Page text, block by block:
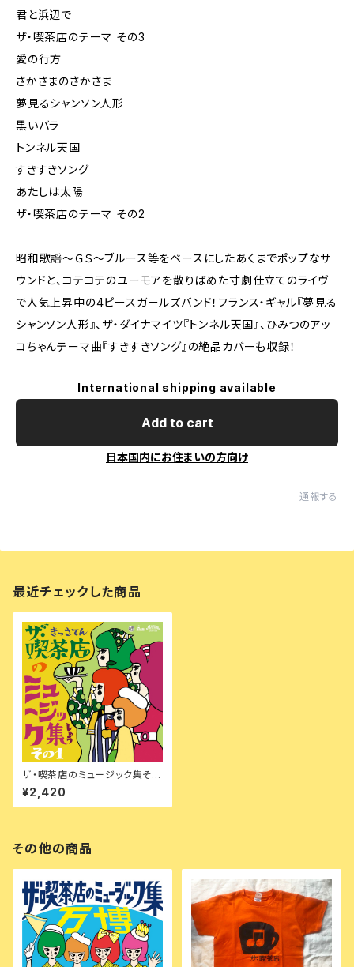
君と浜辺で
ザ・喫茶店のテーマ その3
愛の行方
さかさまのさかさま
夢見るシャンソン人形
黒いバラ
トンネル天国
すきすきソング
あたしは太陽
ザ・喫茶店のテーマ その2
昭和歌謡～ＧＳ～ブルース等をベースにしたあくまでポップなサ
ウンドと、コテコテのユーモアを散りばめた寸劇仕立てのライヴ
で人気上昇中の4ピースガールズバンド！フランス・ギャル『夢見る
シャンソン人形』、ザ・ダイナマイツ『トンネル天国』、ひみつのアッ
コちゃんテーマ曲『すきすきソング』の絶品カバーも収録！
International shipping available
Add to cart
日本国内にお住まいの方向け
通報する
最近チェックした商品
ザ・喫茶店のミュージック集その
1【特典付】
¥2,420
その他の商品